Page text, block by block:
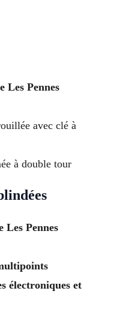
Les Pennes
avec clé à
à double tour
Les Pennes
électroniques et